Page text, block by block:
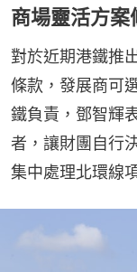
商場靈活方
對於近期港鐵推
條款，發展商可
鐵負責，鄧智輝
者，讓財團自行
集中處理北環線